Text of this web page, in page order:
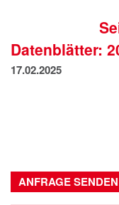
DATENSCHUTZ
Datenblätter:
17.02.2025
ANFRAGE SENDEN